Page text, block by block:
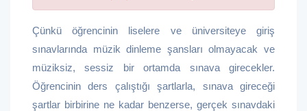
Çünkü öğrencinin liselere ve üniversiteye giriş
sınavlarında müzik dinleme şansları olmayacak ve
müziksiz, sessiz bir ortamda sınava girecekler.
Öğrencinin ders çalıştığı şartlarla, sınava gireceği
şartlar birbirine ne kadar benzerse, gerçek sınavdaki